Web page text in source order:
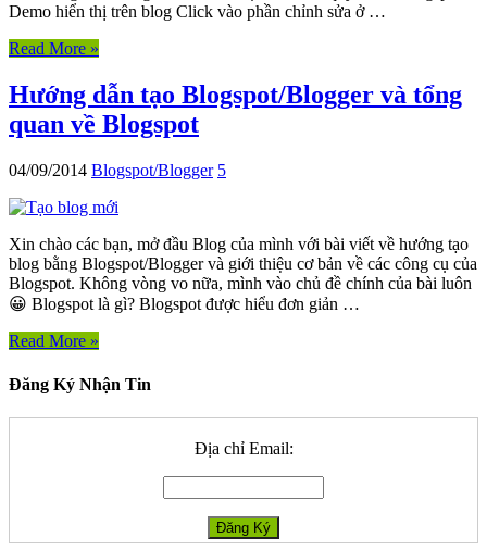
Demo hiển thị trên blog Click vào phần chỉnh sửa ở …
Read More »
Hướng dẫn tạo Blogspot/Blogger và tổng
quan về Blogspot
04/09/2014 Blogspot/Blogger 5
Xin chào các bạn, mở đầu Blog của mình với bài viết về hướng tạo
blog bằng Blogspot/Blogger và giới thiệu cơ bản về các công cụ của
Blogspot. Không vòng vo nữa, mình vào chủ đề chính của bài luôn
😀 Blogspot là gì? Blogspot được hiểu đơn giản …
Read More »
Đăng Ký Nhận Tin
Địa chỉ Email: